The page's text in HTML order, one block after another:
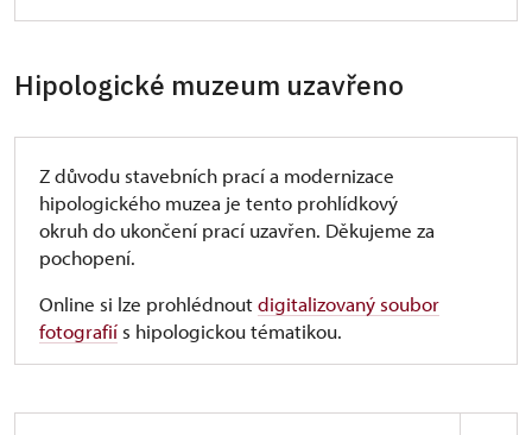
Hipologické muzeum uzavřeno
Z důvodu stavebních prací a modernizace
hipologického muzea je tento prohlídkový
okruh do ukončení prací uzavřen. Děkujeme za
pochopení.
Online si lze prohlédnoutdigitalizovaný soubor
fotografií s hipologickou tématikou.